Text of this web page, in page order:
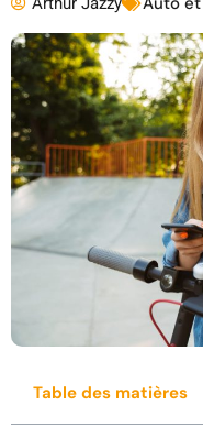
Table des matières